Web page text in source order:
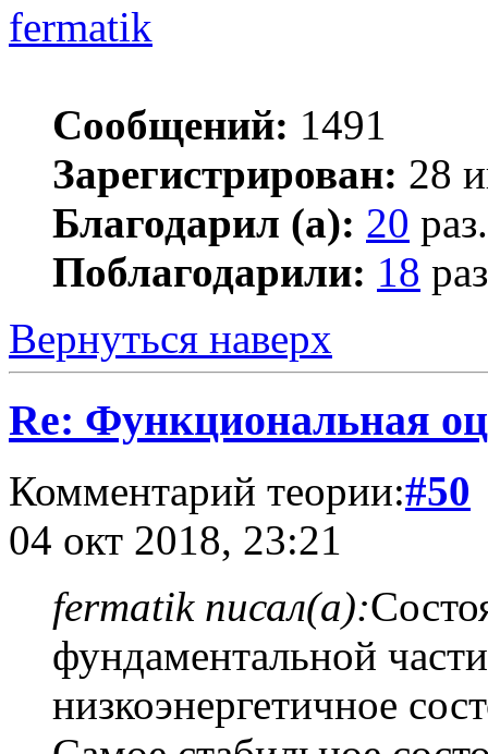
fermatik
Сообщений: 1491
Зарегистрирован: 28
Благодарил (а): 20 раз.
Поблагодарили: 18
Вернуться наверх
Re: Функциональная
Комментарий теории:#50
04 окт 2018, 23:21
fermatik писал(а):
фундаментальной
низкоэнергетичное